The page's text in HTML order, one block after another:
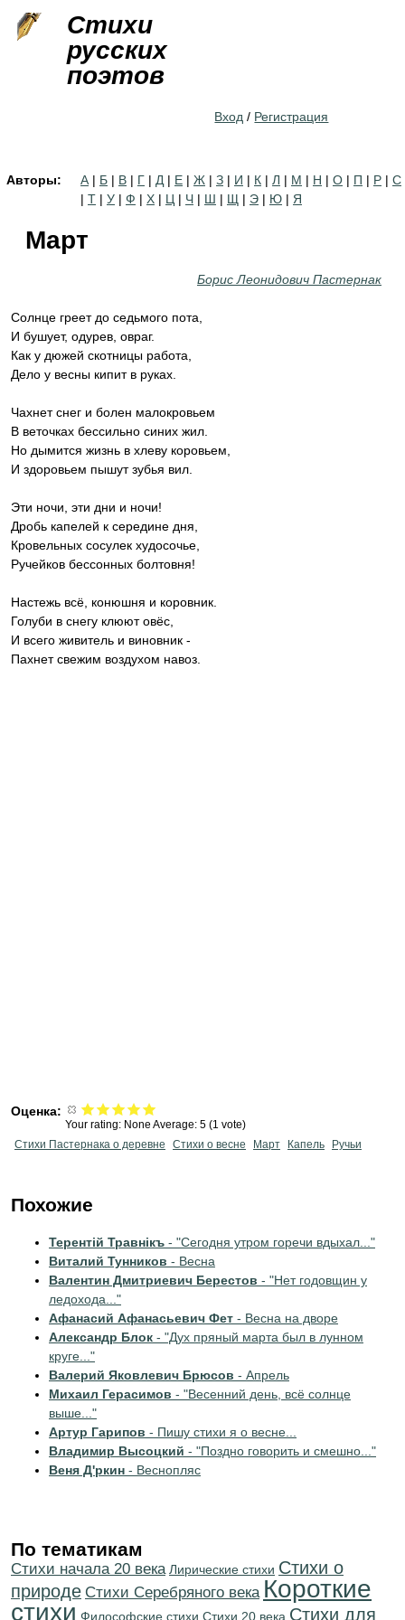
Стихи
русских
поэтов
Вход / Регистрация
Авторы: А | Б | В | Г | Д | Е | Ж | З | И | К | Л | М | Н | О | П | Р | С
| Т | У | Ф | Х | Ц | Ч | Ш | Щ | Э | Ю | Я
Март
Борис Леонидович Пастернак
Солнце греет до седьмого пота,
И бушует, одурев, овраг.
Как у дюжей скотницы работа,
Дело у весны кипит в руках.
Чахнет снег и болен малокровьем
В веточках бессильно синих жил.
Но дымится жизнь в хлеву коровьем,
И здоровьем пышут зубья вил.
Эти ночи, эти дни и ночи!
Дробь капелей к середине дня,
Кровельных сосулек худосочье,
Ручейков бессонных болтовня!
Настежь всё, конюшня и коровник.
Голуби в снегу клюют овёс,
И всего живитель и виновник -
Пахнет свежим воздухом навоз.
Оценка:
Your rating: None Average: 5 (1 vote)
Стихи Пастернака о деревне
Стихи о весне Март Капель Ручьи
Похожие
Терентiй Травнiкъ - "Сегодня утром горечи вдыхал..."
Виталий Тунников - Весна
Валентин Дмитриевич Берестов - "Нет годовщин у
ледохода..."
Афанасий Афанасьевич Фет - Весна на дворе
Александр Блок - "Дух пряный марта был в лунном
круге..."
Валерий Яковлевич Брюсов - Апрель
Михаил Герасимов - "Весенний день, всё солнце
выше..."
Артур Гарипов - Пишу стихи я о весне...
Владимир Высоцкий - "Поздно говорить и смешно..."
Веня Д'ркин - Веснопляс
По тематикам
Cтихи начала 20 века Лирические стихи Стихи о
природе Cтихи Серебряного века Короткие
стихи Философские стихи Стихи 20 века Стихи для